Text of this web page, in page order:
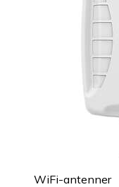
WiFi-antenner